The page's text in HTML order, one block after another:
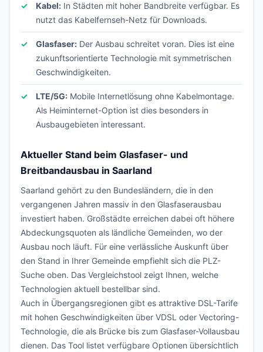
Kabel: In Städten mit hoher Bandbreite verfügbar. Es
nutzt das Kabelfernseh-Netz für Downloads.
Glasfaser: Der Ausbau schreitet voran. Dies ist eine
zukunftsorientierte Technologie mit symmetrischen
Geschwindigkeiten.
LTE/5G: Mobile Internetlösung ohne Kabelmontage.
Als Heiminternet-Option ist dies besonders in
Ausbaugebieten interessant.
Aktueller Stand beim Glasfaser- und
Breitbandausbau in Saarland
Saarland gehört zu den Bundesländern, die in den
vergangenen Jahren massiv in den Glasfaserausbau
investiert haben. Großstädte erreichen dabei oft höhere
Abdeckungsquoten als ländliche Gemeinden, wo der
Ausbau noch läuft. Für eine verlässliche Auskunft über
den Stand in Ihrer Gemeinde empfiehlt sich die PLZ-
Suche oben. Das Vergleichstool zeigt Ihnen, welche
Technologien aktuell bestellbar sind.
Auch in Übergangsregionen gibt es attraktive DSL-Tarife
mit hohen Geschwindigkeiten über VDSL oder Vectoring-
Technologie, die als Brücke bis zum Glasfaser-Vollausbau
dienen. Das Tool listet verfügbare Optionen übersichtlich